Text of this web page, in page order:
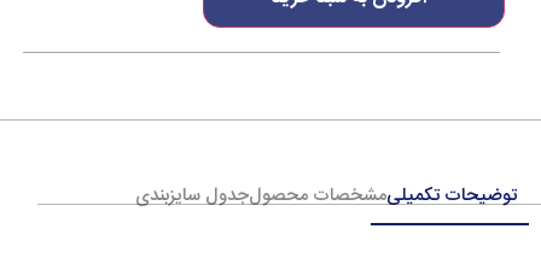
توضیحات تکمیلیمشخصات محصولجدول سایزبندی